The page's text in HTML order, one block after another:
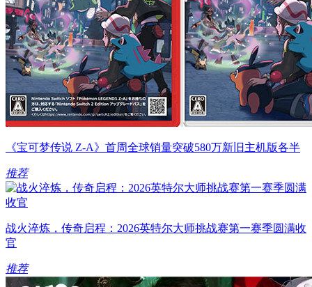
《宝可梦传说 Z-A》首周全球销量突破580万新旧主机版各半
推荐
战火淬炼，传奇启程：2026英特尔大师挑战赛第一赛季圆满收
官
推荐